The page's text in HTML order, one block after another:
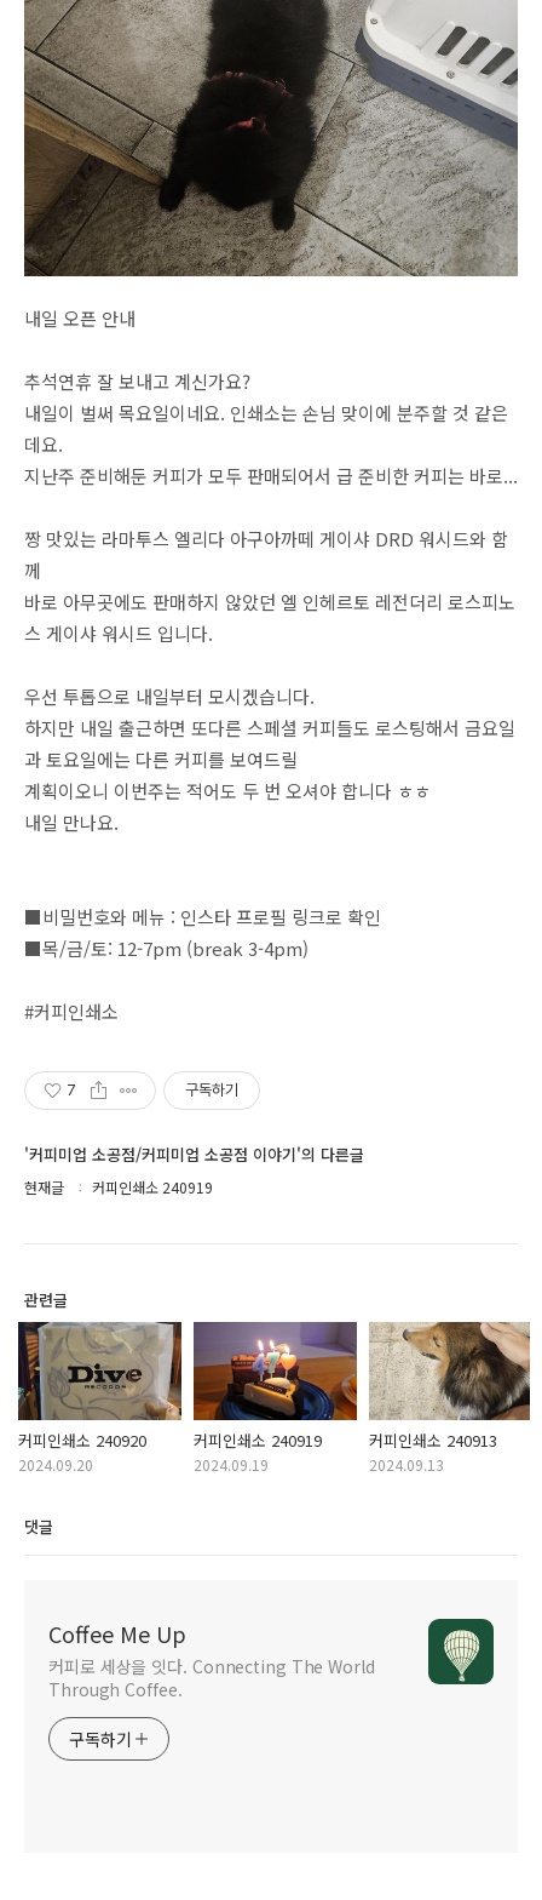
내일 오픈 안내
추석연휴 잘 보내고 계신가요?
내일이 벌써 목요일이네요. 인쇄소는 손님 맞이에 분주할 것 같은
데요.
지난주 준비해둔 커피가 모두 판매되어서 급 준비한 커피는 바로...
짱 맛있는 라마투스 엘리다 아구아까떼 게이샤 DRD 워시드와 함
께
바로 아무곳에도 판매하지 않았던 엘 인헤르토 레전더리 로스피노
스 게이샤 워시드 입니다.
우선 투톱으로 내일부터 모시겠습니다.
하지만 내일 출근하면 또다른 스페셜 커피들도 로스팅해서 금요일
과 토요일에는 다른 커피를 보여드릴
계획이오니 이번주는 적어도 두 번 오셔야 합니다 ㅎㅎ
내일 만나요.
■비밀번호와 메뉴 : 인스타 프로필 링크로 확인⁣⁣⁣⁣⁣⁣⁣⁣⁣⁣⁣⁣⁣⁣⁣⁣⁣⁣⁣⁣⁣⁣⁣⁣⁣⁣⁣⁣⁣⁣⁣⁣⁣⁣⁣⁣⁣⁣⁣⁣⁣⁣⁣⁣⁣⁣⁣⁣⁣⁣⁣⁣⁣⁣⁣⁣⁣⁣⁣⁣⁣⁣⁣⁣⁣⁣⁣⁣⁣⁣⁣⁣⁣⁣⁣⁣⁣⁣⁣⁣⁣⁣⁣⁣⁣⁣⁣⁣⁣⁣⁣⁣⁣⁣⁣⁣⁣⁣⁣⁣⁣⁣⁣⁣⁣⁣⁣⁣⁣⁣⁣⁣⁣⁣⁣⁣⁣⁣⁣⁣⁣⁣⁣⁣⁣⁣⁣⁣⁣⁣⁣⁣⁣⁣⁣⁣⁣⁣⁣⁣⁣⁣⁣⁣⁣⁣⁣⁣⁣⁣⁣⁣⁣⁣⁣⁣⁣⁣⁣⁣⁣⁣⁣⁣⁣⁣⁣⁣⁣⁣⁣⁣⁣⁣⁣⁣⁣⁣⁣⁣⁣⁣⁣⁣⁣⁣⁣⁣⁣⁣⁣⁣⁣⁣⁣⁣⁣⁣⁣⁣⁣⁣⁣⁣⁣⁣⁣⁣⁣⁣⁣⁣⁣⁣⁣⁣⁣⁣⁣⁣⁣⁣⁣⁣⁣⁣⁣⁣⁣⁣⁣⁣⁣⁣⁣⁣⁣⁣⁣⁣⁣⁣⁣⁣⁣⁣⁣⁣⁣⁣⁣⁣⁣⁣⁣⁣⁣⁣⁣⁣⁣⁣⁣⁣⁣⁣⁣⁣⁣⁣⁣⁣⁣⁣⁣⁣⁣⁣⁣⁣⁣⁣⁣⁣⁣⁣
■목/금/토: 12-7pm (break 3-4pm)⁣⁣⁣⁣⁣⁣⁣⁣⁣⁣⁣⁣⁣⁣⁣⁣⁣⁣⁣⁣⁣⁣⁣⁣⁣⁣⁣⁣⁣⁣⁣⁣⁣⁣⁣⁣⁣⁣⁣⁣⁣⁣⁣⁣⁣⁣⁣⁣⁣⁣⁣⁣⁣⁣⁣⁣⁣⁣⁣⁣⁣⁣⁣⁣⁣⁣⁣⁣⁣⁣⁣⁣⁣⁣⁣⁣⁣⁣⁣⁣⁣⁣⁣⁣⁣⁣⁣⁣⁣⁣⁣⁣⁣⁣⁣⁣⁣⁣⁣⁣⁣⁣⁣⁣⁣⁣⁣⁣⁣⁣⁣⁣⁣⁣⁣⁣⁣⁣⁣⁣⁣⁣⁣⁣⁣⁣⁣⁣⁣⁣⁣⁣⁣⁣⁣⁣⁣⁣⁣⁣⁣⁣⁣⁣⁣⁣⁣⁣⁣⁣⁣⁣⁣⁣⁣⁣⁣⁣⁣⁣⁣⁣⁣⁣⁣⁣⁣⁣⁣⁣⁣⁣⁣⁣⁣⁣⁣⁣⁣⁣⁣⁣⁣⁣⁣⁣⁣⁣⁣⁣⁣⁣⁣⁣⁣⁣⁣⁣⁣⁣⁣⁣⁣⁣⁣⁣⁣⁣⁣⁣⁣⁣⁣⁣⁣⁣⁣⁣⁣⁣⁣⁣⁣⁣⁣⁣⁣⁣⁣⁣⁣⁣⁣⁣⁣⁣⁣⁣⁣⁣⁣⁣⁣⁣⁣⁣⁣⁣⁣⁣⁣⁣⁣⁣⁣⁣⁣⁣⁣⁣⁣⁣⁣⁣⁣⁣⁣⁣⁣⁣⁣⁣⁣⁣⁣⁣⁣⁣⁣⁣⁣⁣⁣⁣⁣⁣⁣⁣⁣⁣⁣⁣⁣⁣⁣⁣⁣⁣⁣⁣⁣⁣⁣⁣
#커피인쇄소
7 구독하기
'커피미업 소공점/커피미업 소공점 이야기'의 다른글
현재글 커피인쇄소 240919
관련글
커피인쇄소 240920
2024.09.20
커피인쇄소 240919
2024.09.19
커피인쇄소 240913
2024.09.13
댓글
Coffee Me Up
커피로 세상을 잇다. Connecting The World
Through Coffee.
구독하기